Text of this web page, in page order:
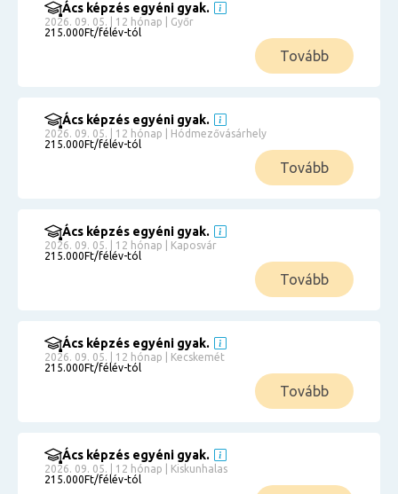
Ács képzés egyéni gyak.
2026. 09. 05. | 12 hónap | Győr
215.000Ft/félév-tól
Tovább
Ács képzés egyéni gyak.
2026. 09. 05. | 12 hónap | Hódmezővásárhely
215.000Ft/félév-tól
Tovább
Ács képzés egyéni gyak.
2026. 09. 05. | 12 hónap | Kaposvár
215.000Ft/félév-tól
Tovább
Ács képzés egyéni gyak.
2026. 09. 05. | 12 hónap | Kecskemét
215.000Ft/félév-tól
Tovább
Ács képzés egyéni gyak.
2026. 09. 05. | 12 hónap | Kiskunhalas
215.000Ft/félév-tól